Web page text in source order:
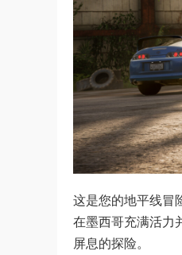
这是您的地平线冒
在墨西哥充满活力
屏息的探险。